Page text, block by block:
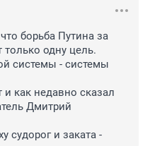
борьба Путина за
одну цель.
системы - системы
как недавно сказал
Дмитрий
судорог и заката -